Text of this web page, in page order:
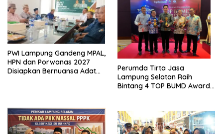
PWI Lampung Gandeng MPAL,
HPN dan Porwanas 2027
Disiapkan Bernuansa Adat
Perumda Tirta Jasa
Lampung Selatan Raih
Bintang 4 TOP BUMD Awards